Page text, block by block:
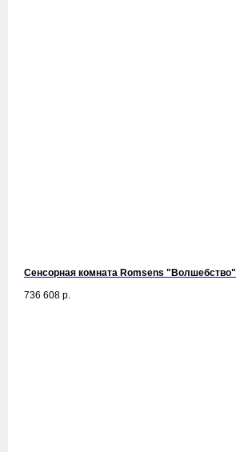
Сенсорная комната Romsens "Волшебство"
736 608 р.